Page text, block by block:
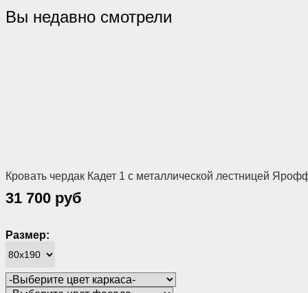
Вы недавно смотрели
Кровать чердак Кадет 1 с металлической лестницей
31 700 руб
Размер: